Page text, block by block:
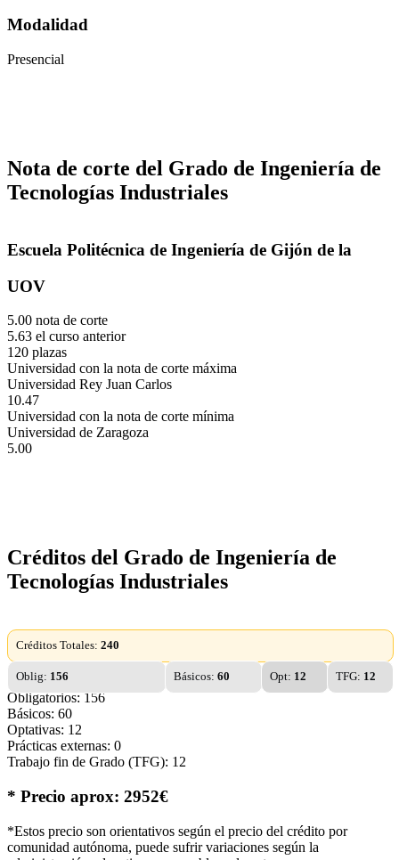
Modalidad
Presencial
Nota de corte del Grado de Ingeniería de
Tecnologías Industriales
Escuela Politécnica de Ingeniería de Gijón de la
UOV
5.00 nota de corte
5.63 el curso anterior
120 plazas
Universidad con la nota de corte máxima
Universidad Rey Juan Carlos
10.47
Universidad con la nota de corte mínima
Universidad de Zaragoza
5.00
Créditos del Grado de Ingeniería de
Tecnologías Industriales
Créditos Totales: 240
Oblig: 156 Básicos:60 Opt: 12 TFG: 12
Obligatorios: 156
Básicos: 60
Optativas: 12
Prácticas externas: 0
Trabajo fin de Grado (TFG): 12
* Precio aprox: 2952€
*Estos precio son orientativos según el precio del crédito por
comunidad autónoma, puede sufrir variaciones según la